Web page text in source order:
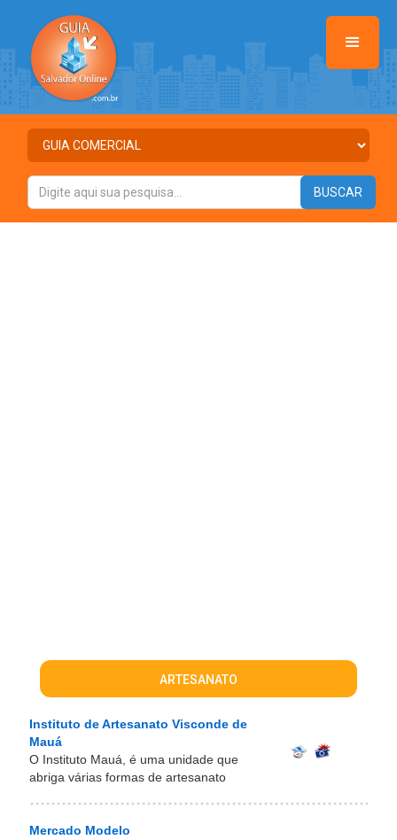
ARTESANATO
Instituto de Artesanato Visconde de
Mauá
O Instituto Mauá, é uma unidade que
abriga várias formas de artesanato
Mercado Modelo